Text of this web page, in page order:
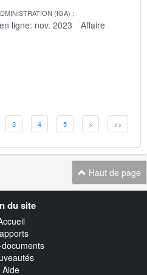
(IGA)
ligne: nov. 2023
Affaire
3 4 5 > >>
Haut de page
du site
Aide